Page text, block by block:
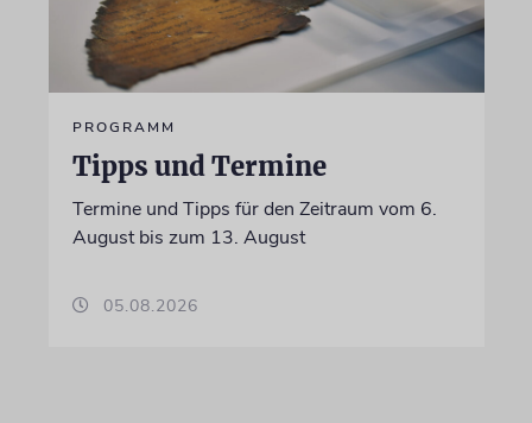
PROGRAMM
Tipps und Termine
Termine und Tipps für den Zeitraum vom 6.
August bis zum 13. August
05.08.2026